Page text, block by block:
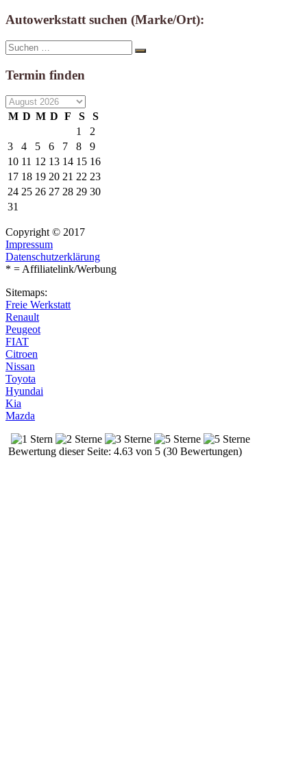
Autowerkstatt suchen (Marke/Ort):
Suche
nach:
Suchen
Termin finden
M D M D F S
S
1
2
3
4 5 6 7 8
9
10 11 12 13 14 15 16
17 18 19 20 21 22 23
24 25 26 27 28 29 30
31
Copyright © 2017
Impressum
Datenschutzerklärung
* = Affiliatelink/Werbung
Sitemaps:
Freie Werkstatt
Renault
Peugeot
FIAT
Citroen
Nissan
Toyota
Hyundai
Kia
Mazda
Bewertung dieser Seite: 4.63 von 5 (30 Bewertungen)